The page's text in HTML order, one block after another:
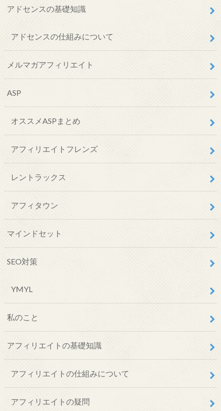
アドセンスの基礎知識
アドセンスの仕組みについて
メルマガアフィリエイト
ASP
オススメASPまとめ
アフィリエイトフレンズ
レントラックス
アフィタウン
マインドセット
SEO対策
YMYL
私のこと
アフィリエイトの基礎知識
アフィリエイトの仕組みについて
アフィリエイトの疑問